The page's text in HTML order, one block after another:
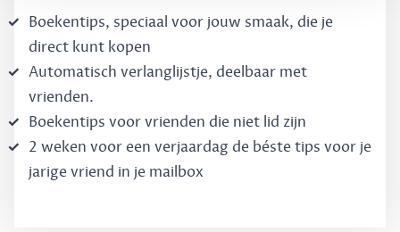
Boekentips, speciaal voor jouw smaak, die je
direct kunt kopen
Automatisch verlanglijstje, deelbaar met
vrienden.
Boekentips voor vrienden die niet lid zijn
2 weken voor een verjaardag de béste tips voor je
jarige vriend in je mailbox